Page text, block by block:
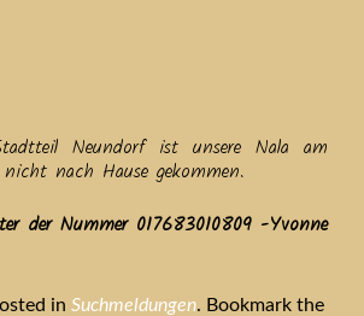
Neundorf ist unsere Nala am
nach Hause gekommen.
der Nummer 017683010809 -Yvonne
in Suchmeldungen. Bookmark the